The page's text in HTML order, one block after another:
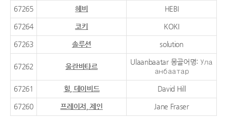
67265 헤비 HEBI
67264 코키 KOKI
67263 솔루션 solution
67262 울란바타르
Ulaanbaatar 몽골어명: Ула
анбаатар
67261 힐, 데이비드 David Hill
67260 프레이저, 제인 Jane Fraser